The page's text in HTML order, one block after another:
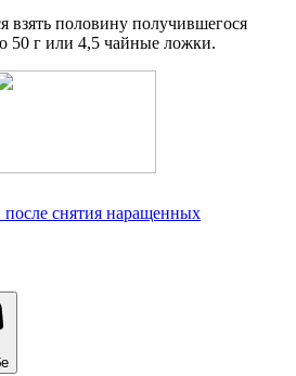
взять половину получившегося
50 г или 4,5 чайные ложки.
после снятия наращенных